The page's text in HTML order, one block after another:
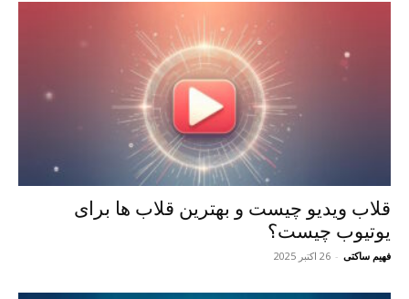
قلاب ویدیو چیست و بهترین قلاب ها برای
یوتیوب چیست؟
فهیم ساکتی - 26 اکتبر 2025